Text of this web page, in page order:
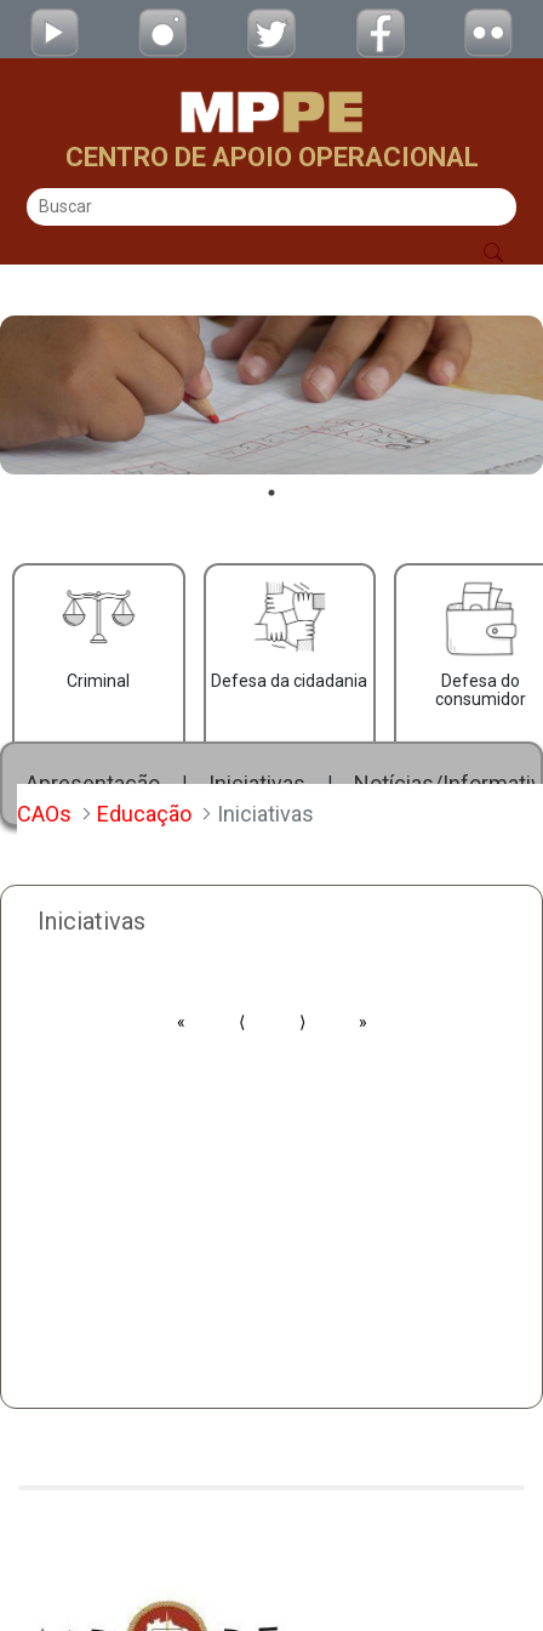
Pular para o Conteúdo principal
Iniciativas - CAOs
CENTRO DE APOIO OPERACIONAL
Criminal Defesa da cidadania
Defesa do
consumidor
Apresentação | Iniciativas |
Notícias/
CAOs
Educação Iniciativas
Iniciativas
« ⟨ ⟩ »